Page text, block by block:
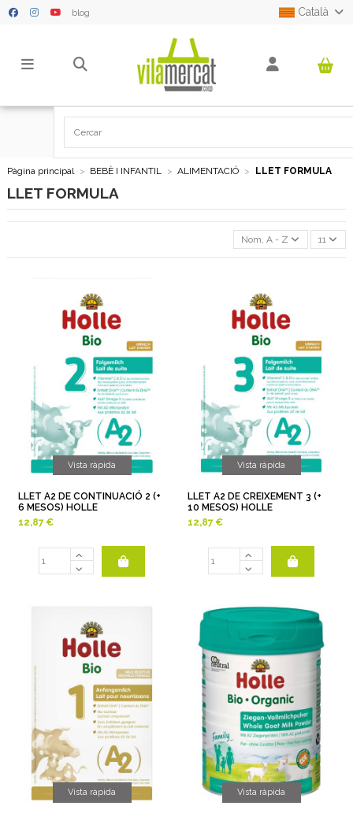
blog Català
Pàgina principal BEBÈ I INFANTIL ALIMENTACIÓ LLET FORMULA
LLET FORMULA
Nom, A - Z 11
Vista ràpida
LLET A2 DE CONTINUACIÓ 2 (+
6 MESOS) HOLLE
12,87 €
Vista ràpida
LLET A2 DE CREIXEMENT 3 (+
10 MESOS) HOLLE
12,87 €
Vista ràpida Vista ràpida